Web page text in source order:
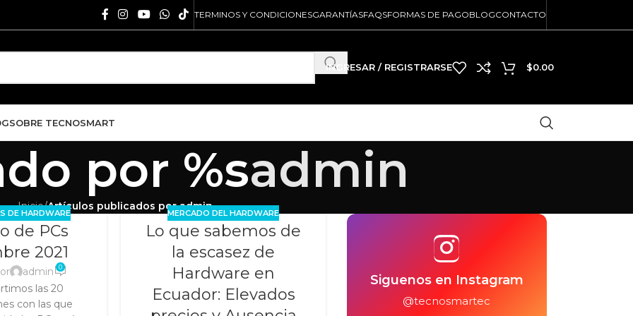
TERMINOS Y CONDICIONESGARANTÍASFAQSFORMAS DE PAGOBLOGCONTACTO
INGRESAR / REGISTRARSE $0.00
SOBRE TECNOSMART
por %sadmin
Inicio/Artículos publicados por admin
DE HARDWARE
de PCs
2021
admin 0
las 20
con las que
MERCADO DEL HARDWARE
Lo que sabemos de
la escasez de
Hardware en
Ecuador: Elevados
Siguenos en Instagram
@tecnosmartec